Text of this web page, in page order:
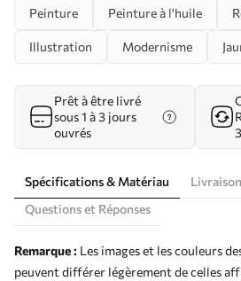
Peinture Peinture à l'huile
Illustration Modernisme
Prêt à être livré
sous 1 à 3 jours
ouvrés
Spécifications & Matériau
Questions et Réponses
Remarque : Les images et les couleurs
peuvent différer légèrement de celles